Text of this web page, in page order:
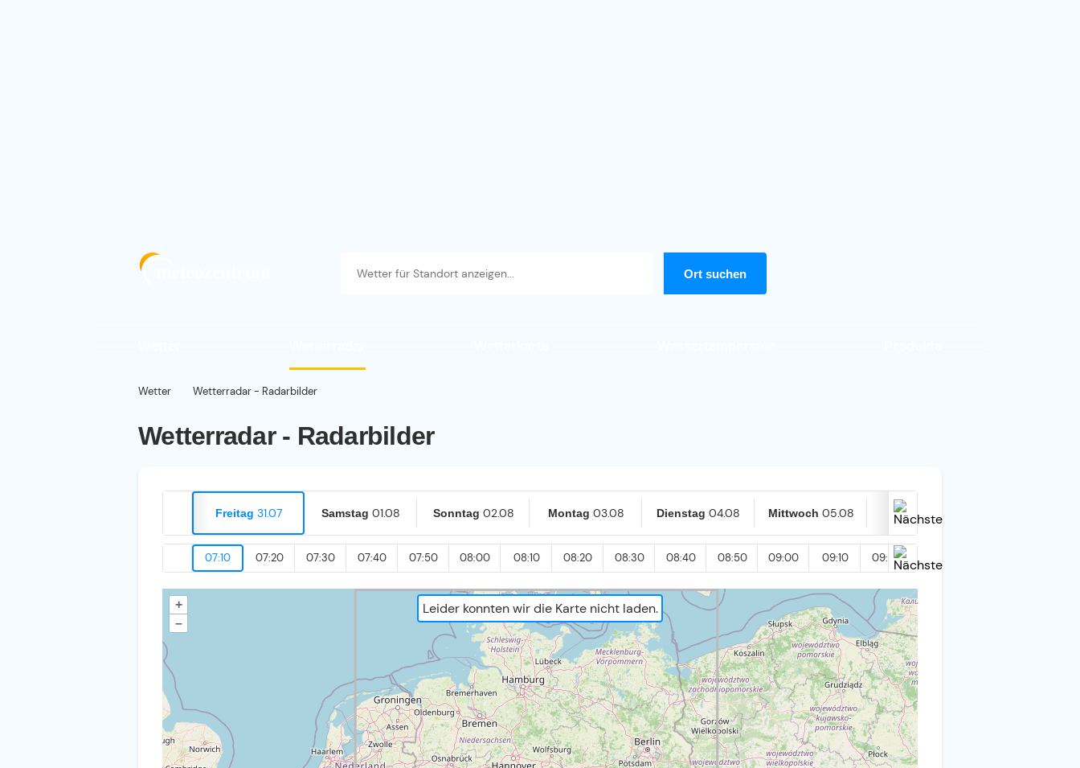
Wetter Wetterradar - Radarbilder
Wetterradar - Radarbilder
Freitag 31.07 Samstag 01.08 Sonntag 02.08 Montag 03.08 Dienstag 04.08 Mittwoch 05.08 Heute 06.08
07:10 07:20 07:30 07:40 07:50 08:00 08:10 08:20 08:30 08:40 08:50 09:00 09:10 09:20
Leider konnten wir die Karte nicht laden.
+
–